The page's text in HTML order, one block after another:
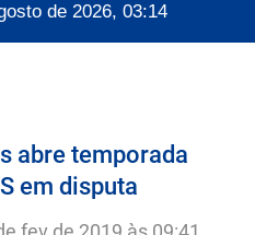
de 2026, 03:14
abre temporada
em disputa